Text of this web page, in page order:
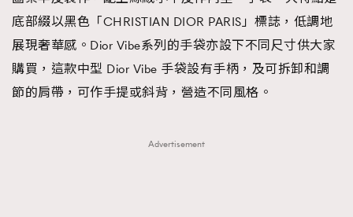
底部綴以黑色「CHRISTIAN DIOR PARIS」標誌，低調地
展現奢華感。Dior Vibe系列的手袋亦設下不同尺寸供大家
購買，這款中型 Dior Vibe 手袋設有手柄，及可拆卸和調
節的肩帶，可作手提或斜背，營造不同風格。
Advertisement